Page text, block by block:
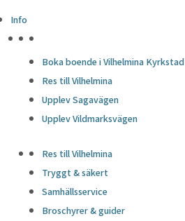
Info
Boka boende i Vilhelmina Kyrkstad
Res till Vilhelmina
Upplev Sagavägen
Upplev Vildmarksvägen
Res till Vilhelmina
Tryggt & säkert
Samhällsservice
Broschyrer & guider